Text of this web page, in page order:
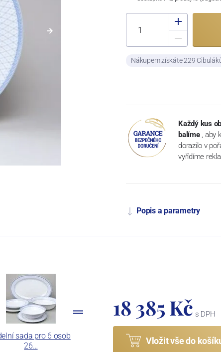
Nákupem získáte 229
Každý kus
balíme , aby
dorazilo v
vyřídíme
Popis a parametry
sada pro 6 osob
26…
18 385 Kč s DPH
Vložit vše do